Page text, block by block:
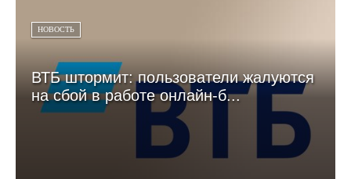
НОВОСТЬ
ВТБ штормит: пользователи жалуются
на сбой в работе онлайн-б...